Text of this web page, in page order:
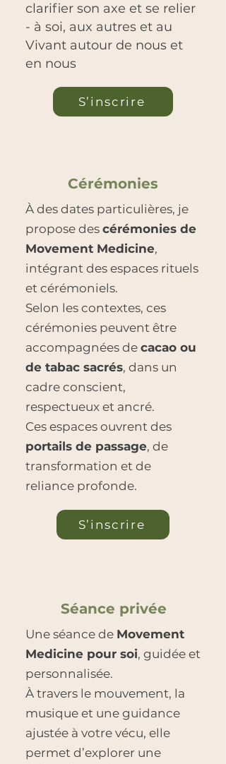
clarifier son axe et se relier
- à soi, aux autres et au
Vivant autour de nous et
en nous
S’inscrire
Cérémonies
À des dates particulières, je
propose des cérémonies de
Movement Medicine,
intégrant des espaces rituels
et cérémoniels.
Selon les contextes, ces
cérémonies peuvent être
accompagnées de cacao ou
de tabac sacrés, dans un
cadre conscient,
respectueux et ancré.
Ces espaces ouvrent des
portails de passage, de
transformation et de
reliance profonde.
S’inscrire
Séance privée
Une séance de Movement
Medicine pour soi, guidée et
personnalisée.
À travers le mouvement, la
musique et une guidance
ajustée à votre vécu, elle
permet d’explorer une